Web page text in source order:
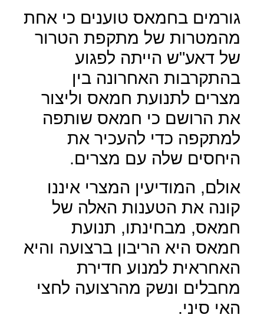
גורמים בחמאס טוענים כי אחת
מהמטרות של מתקפת הטרור
של דאע"ש הייתה לפגוע
בהתקרבות האחרונה בין
מצרים לתנועת חמאס וליצור
את הרושם כי חמאס שותפה
למתקפה כדי להעכיר את
היחסים שלה עם מצרים.
אולם, המודיעין המצרי איננו
קונה את הטענות האלה של
חמאס, מבחינתו, תנועת
חמאס היא הריבון ברצועה והיא
האחראית למנוע חדירת
מחבלים ונשק מהרצועה לחצי
האי סיני.